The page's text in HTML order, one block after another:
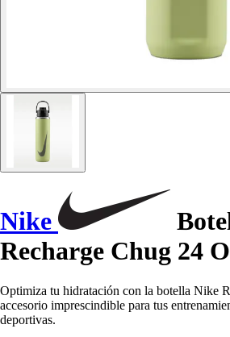
Nike
Recharge Chug 24
Optimiza tu hidratación con la botella Nike
accesorio imprescindible para tus
deportivas.